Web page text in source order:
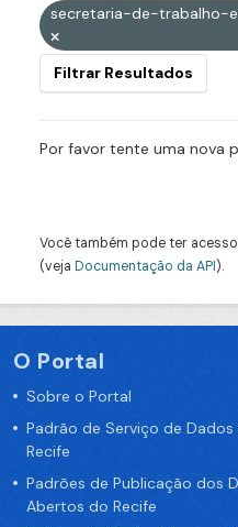
secretaria-de-trabalho-
Filtrar Resultados
Por favor tente uma nova
Você também pode ter
(veja Documentação da API).
O Portal
Sobre o Portal
Padrão de Serviço de
Recife
Padrões de Publicação dos
Abertos do Recife